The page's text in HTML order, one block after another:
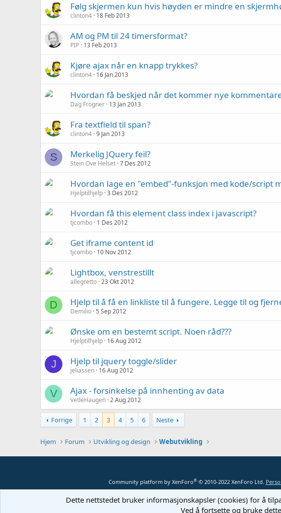
Følg skjermen kun hvis høyden er mindre en
clinton4 18 Feb 2013
AM og PM til 24 timersformat?
PIP 13 Feb 2013
Kjøre ajax når en knapp trykkes?
clinton4 16 Jan 2013
Hvordan få beskjed når det kommer nye
Dag Frogner 13 Jan 2013
Fra textfield til span?
clinton4 9 Jan 2013
S Merkelig JQuery feil?
Stein Ove Helset 7 Des 2012
Hvordan lage en "embed"-funksjon med kode/script
Hjelptilhjelp 3 Des 2012
Hvordan få this element class index i javascript?
tjcombo 1 Des 2012
Get iframe content id
tjcombo 10 Nov 2012
Lightbox, venstrestillt
allegretto 23 Okt 2012
D Hjelp til å få en linkliste til å fungere. Legge til og
Demilio 5 Sep 2012
Ønske om en bestemt script. Noen råd???
Hjelptilhjelp 16 Aug 2012
J Hjelp til jquery toggle/slider
jeliassen 16 Aug 2012
V Ajax - forsinkelse på innhenting av data
VetleHaugen 2 Aug 2012
Forrige 1 2 3 4 5 6 Neste
Hjem Forum Utvikling og design Webutvikling
Community platform by XenForo® © 2010-2022 XenForo Ltd.
Dette nettstedet bruker informasjonskapsler (cookies) for å
Ved å fortsette og bruke